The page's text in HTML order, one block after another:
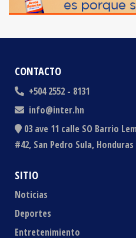
CONTACTO
+504 2552 - 8131
info@inter.hn
03 ave 11 calle SO Barrio
#42, San Pedro Sula, Honduras
SITIO
Noticias
Deportes
Entretenimiento